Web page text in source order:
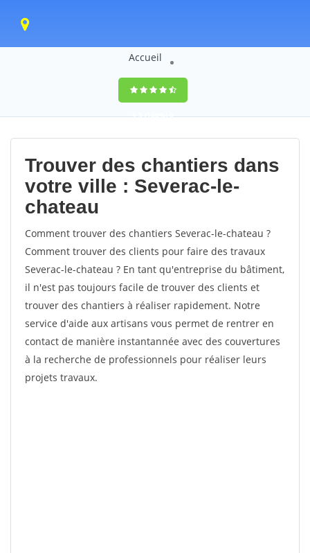
Accueil
9,5(100%)0
votes
Trouver des chantiers dans
votre ville : Severac-le-
chateau
Comment trouver des chantiers Severac-le-chateau ?
Comment trouver des clients pour faire des travaux
Severac-le-chateau ? En tant qu'entreprise du bâtiment,
il n'est pas toujours facile de trouver des clients et
trouver des chantiers à réaliser rapidement. Notre
service d'aide aux artisans vous permet de rentrer en
contact de manière instantannée avec des couvertures
à la recherche de professionnels pour réaliser leurs
projets travaux.